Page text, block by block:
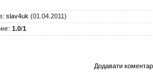
: slav4uk (01.04.2011)
: 1.0/1
Додавати